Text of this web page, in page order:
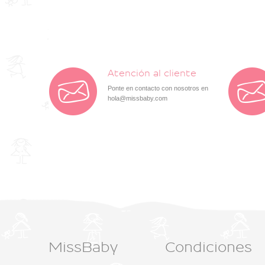
Atención al cliente
Ponte en contacto con nosotros en
hola@missbaby.com
MissBaby Condiciones